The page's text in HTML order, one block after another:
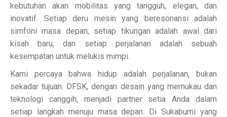
kebutuhan akan mobilitas yang tangguh, elegan, dan
inovatif. Setiap deru mesin yang beresonansi adalah
simfoni masa depan, setiap tikungan adalah awal dari
kisah baru, dan setiap perjalanan adalah sebuah
kesempatan untuk melukis mimpi.
Kami percaya bahwa hidup adalah perjalanan, bukan
sekadar tujuan. DFSK, dengan desain yang memukau dan
teknologi canggih, menjadi partner setia Anda dalam
setiap langkah menuju masa depan. Di Sukabumi yang